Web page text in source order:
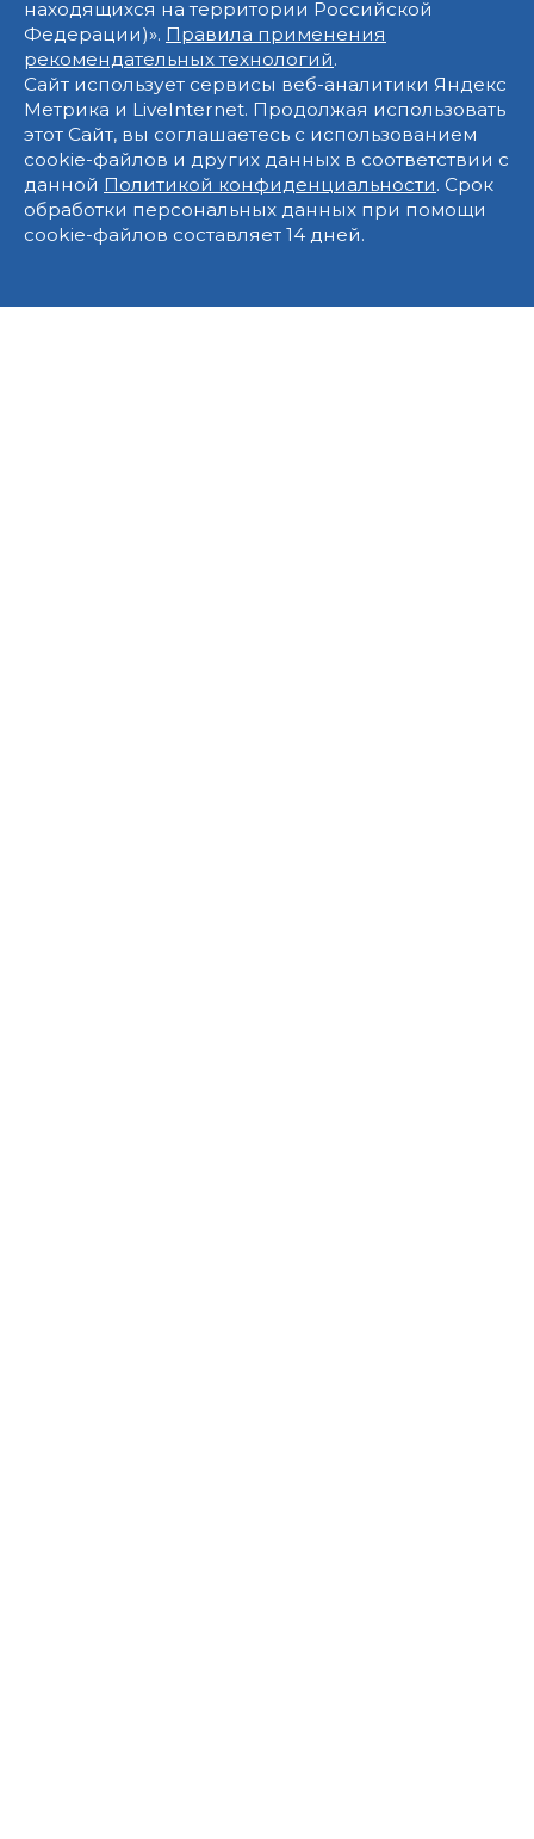
находящихся на территории Российской
Федерации)». Правила применения
рекомендательных технологий.
Сайт использует сервисы веб-аналитики Яндекс
Метрика и LiveInternet. Продолжая использовать
этот Сайт, вы соглашаетесь с использованием
cookie-файлов и других данных в соответствии с
данной Политикой конфиденциальности. Срок
обработки персональных данных при помощи
cookie-файлов составляет 14 дней.